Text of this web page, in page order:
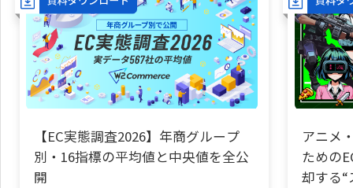
【EC実態調査2026】年商グループ
別・16指標の平均値と中央値を全公
開
アニメ
ための
却する